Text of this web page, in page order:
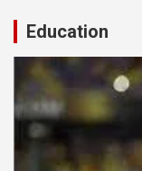
Education